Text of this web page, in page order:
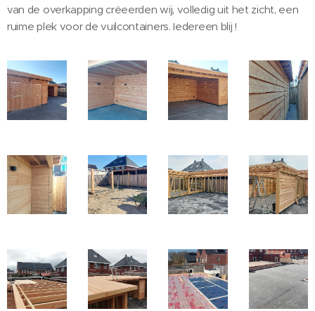
van de overkapping crëeerden wij, volledig uit het zicht, een
ruime plek voor de vuilcontainers. Iedereen blij !